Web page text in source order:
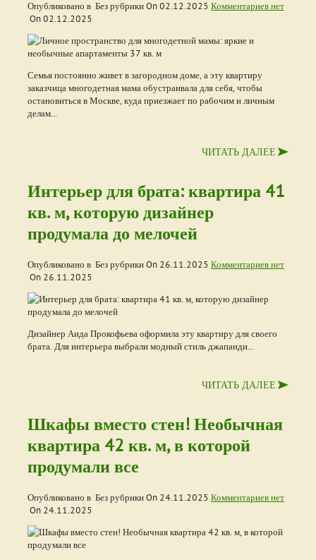
Опубликовано в Без рубрики On02.12.2025 Комментариев нет
On02.12.2025
Семья постоянно живет в загородном доме, а эту квартиру
заказчица многодетная мама обустраивала для себя, чтобы
остановиться в Москве, куда приезжает по рабочим и личным
делам...
ЧИТАТЬ ДАЛЕЕ
Интерьер для брата: квартира 41
кв. м, которую дизайнер
продумала до мелочей
Опубликовано в Без рубрики On 26.11.2025 Комментариев нет
On 26.11.2025
Дизайнер Аида Прокофьева оформила эту квартиру для своего
брата. Для интерьера выбрали модный стиль джапанди...
ЧИТАТЬ ДАЛЕЕ
Шкафы вместо стен! Необычная
квартира 42 кв. м, в которой
продумали все
Опубликовано в Без рубрики On 24.11.2025 Комментариев нет
On 24.11.2025